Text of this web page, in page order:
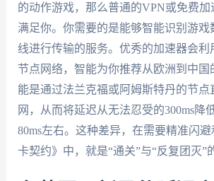
的动作游戏，那么普通的VPN或免费加
满足你。你需要的是能够智能识别游戏
线进行传输的服务。优秀的加速器会利
节点网络，智能为你推荐从欧洲到中国
能是通过法兰克福或阿姆斯特丹的节点
网，从而将延迟从无法忍受的300ms降
80ms左右。这种差异，在需要精准闪
卡契约》中，就是“通关”与“反复团灭”